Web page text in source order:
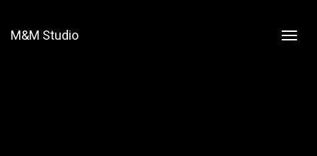
M&M Studio